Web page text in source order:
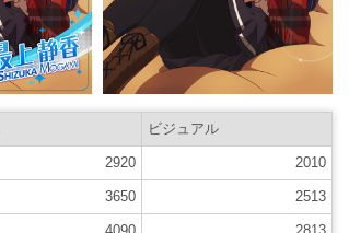
ビジュアル
2920 2010
3650 2513